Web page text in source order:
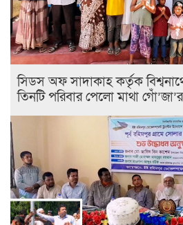
সিডস অফ সাদাকাহ কর্তৃক
তিনটি পরিবার পেলো মাথা